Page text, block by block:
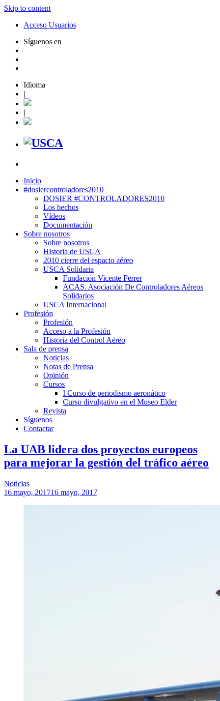
Skip to content
Acceso Usuarios
Síguenos en
Idioma
|
|
Inicio
#dosiercontroladores2010
DOSIER #CONTROLADORES2010
Los hechos
Vídeos
Documentación
Sobre nosotros
Sobre nosotros
Historia de USCA
2010 cierre del espacio aéreo
USCA Solidaria
Fundación Vicente Ferrer
ACAS. Asociación De Controladores Aéreos
Solidarios
USCA Internacional
Profesión
Profesión
Acceso a la Profesión
Historia del Control Aéreo
Sala de prensa
Noticias
Notas de Prensa
Opinión
Cursos
I Curso de periodismo aeronático
Curso divulgativo en el Museo Elder
Revista
Síguenos
Contactar
La UAB lidera dos proyectos europeos
para mejorar la gestión del tráfico aéreo
Noticias
16 mayo, 201716 mayo, 2017